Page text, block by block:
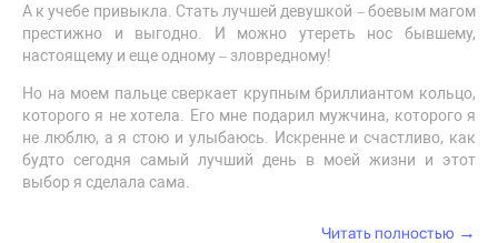
А к учебе привыкла. Стать лучшей девушкой – боевым магом
престижно и выгодно. И можно утереть нос бывшему,
настоящему и еще одному – зловредному!
Но на моем пальце сверкает крупным бриллиантом кольцо,
которого я не хотела. Его мне подарил мужчина, которого я
не люблю, а я стою и улыбаюсь. Искренне и счастливо, как
будто сегодня самый лучший день в моей жизни и этот
выбор я сделала сама.
Читать полностью →